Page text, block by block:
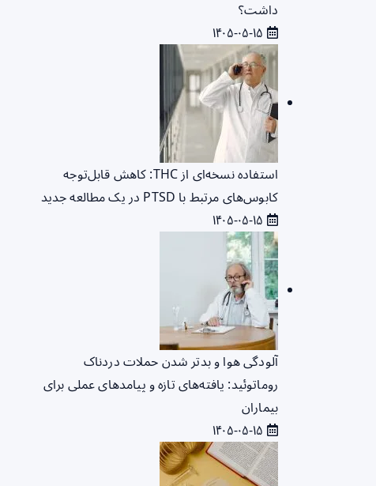
داشت؟
استفاده نسخه‌ای از THC: کاهش قابل‌توجه
کابوس‌های مرتبط با PTSD در یک مطالعه جدید
آلودگی هوا و بدتر شدن حملات دردناک
روماتوئید: یافته‌های تازه و پیامدهای عملی برای
بیماران